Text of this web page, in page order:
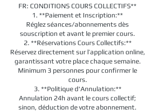
FR: CONDITIONS COURS COLLECTIFS**
1. **Paiement et Inscription:**
Réglez séances/abonnements dès
souscription et avant le premier cours.
2. **Réservations Cours Collectifs:**
Réservez directement sur l’application online,
garantissant votre place chaque semaine.
Minimum 3 personnes pour confirmer le
cours.
3. **Politique d'Annulation:**
Annulation 24h avant le cours collectif;
sinon, déduction de votre abonnement.